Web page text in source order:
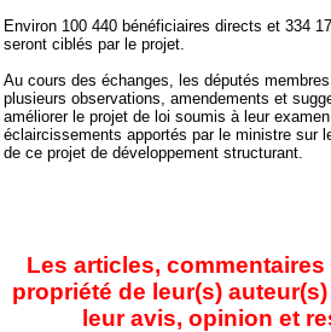
Environ 100 440 bénéficiaires directs et 334
seront ciblés par le projet.
Au cours des échanges, les députés
plusieurs observations, amendements et
améliorer le projet de loi soumis à leur
éclaircissements apportés par le ministre sur
de ce projet de développement structurant.
Les articles,
propriété de leur(s)
leur avis, opinion et